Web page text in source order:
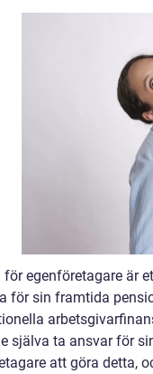
för egenföretagare är
för sin framtida
själva ta ansvar för
att göra detta,